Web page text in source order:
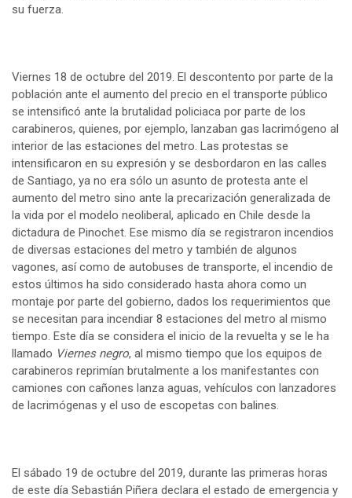
su fuerza.
Viernes 18 de octubre del 2019. El descontento por parte de la
población ante el aumento del precio en el transporte público
se intensificó ante la brutalidad policiaca por parte de los
carabineros, quienes, por ejemplo, lanzaban gas lacrimógeno al
interior de las estaciones del metro. Las protestas se
intensificaron en su expresión y se desbordaron en las calles
de Santiago, ya no era sólo un asunto de protesta ante el
aumento del metro sino ante la precarización generalizada de
la vida por el modelo neoliberal, aplicado en Chile desde la
dictadura de Pinochet. Ese mismo día se registraron incendios
de diversas estaciones del metro y también de algunos
vagones, así como de autobuses de transporte, el incendio de
estos últimos ha sido considerado hasta ahora como un
montaje por parte del gobierno, dados los requerimientos que
se necesitan para incendiar 8 estaciones del metro al mismo
tiempo. Este día se considera el inicio de la revuelta y se le ha
llamado Viernes negro, al mismo tiempo que los equipos de
carabineros reprimían brutalmente a los manifestantes con
camiones con cañones lanza aguas, vehículos con lanzadores
de lacrimógenas y el uso de escopetas con balines.
El sábado 19 de octubre del 2019, durante las primeras horas
de este día Sebastián Piñera declara el estado de emergencia y